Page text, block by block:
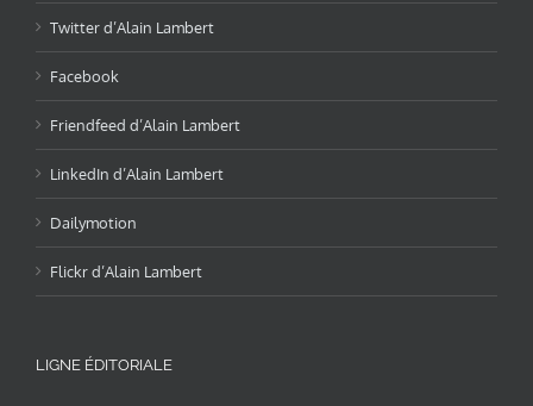
Twitter d’Alain Lambert
Facebook
Friendfeed d’Alain Lambert
LinkedIn d’Alain Lambert
Dailymotion
Flickr d’Alain Lambert
LIGNE ÉDITORIALE